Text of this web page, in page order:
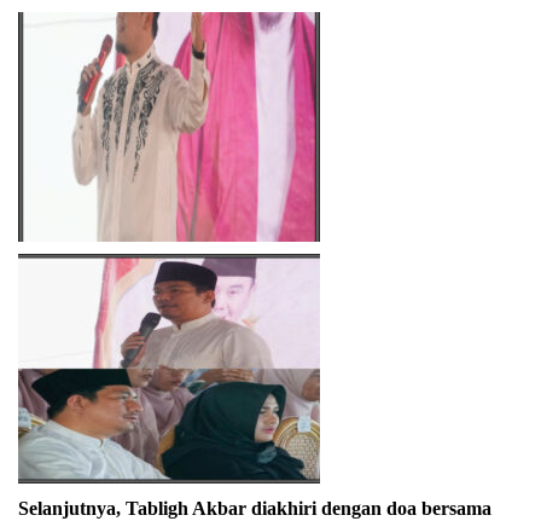
Selanjutnya, Tabligh Akbar diakhiri dengan doa bersama